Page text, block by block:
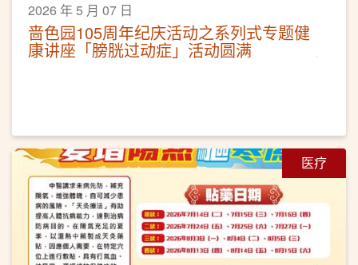
2026 年 5 月 07 日
啬色园105周年纪庆活动之系列式专题健
康讲座「膀胱过动症」活动圆满
医疗